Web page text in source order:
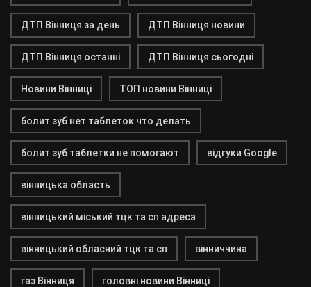
ДТП Вінниця за день ДТП Вінниця новини
ДТП Вінниця останні ДТП Вінниця сьогодні
Новини Вінниці ТОП новини Вінниці
болит зуб нет таблеток что делать
болит зуб таблетки не помогают відгуки Google
вінницька область
вінницький міський тцк та сп адреса
вінницький обласний тцк та сп вінниччина
газ Вінниця головні новини Вінниці